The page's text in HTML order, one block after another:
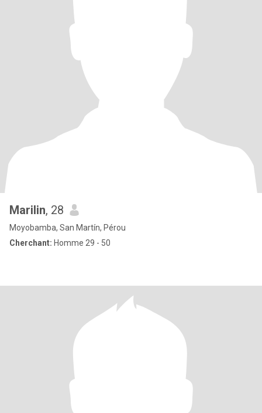
Marilin, 28
Moyobamba, San Martín, Pérou
Cherchant: Homme 29 - 50